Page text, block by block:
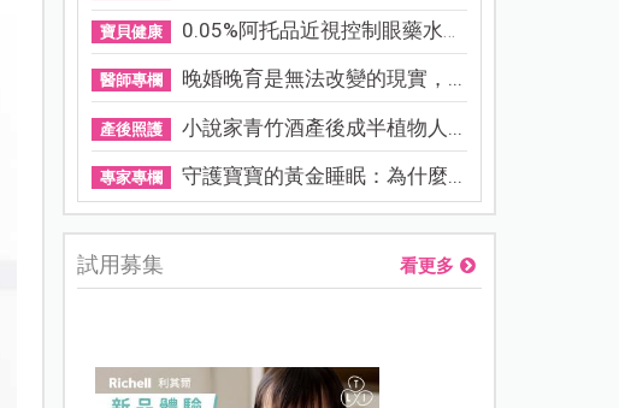
寶貝健康 0.05%阿托品近視控制眼藥水納...
醫師專欄 晚婚晚育是無法改變的現實，...
產後照護 小說家青竹酒產後成半植物人...
專家專欄 守護寶寶的黃金睡眠：為什麼...
試用募集 看更多